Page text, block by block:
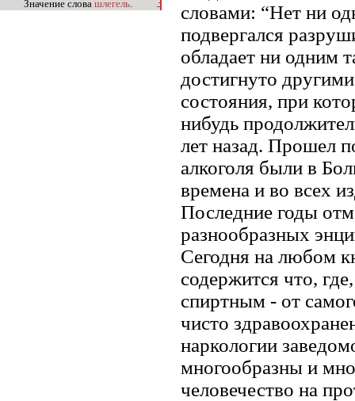
Значение слова шлегель.
словами: “Нет ни
подвергался
обладает ни одним
достигнуто
состояния, при
нибудь
лет назад. Прошел
алкоголя были в
времена и во всех
Последние годы
разнообразных
Сегодня на любом
содержится что,
спиртным - от
чисто
наркологии
многообразны и
человечество на